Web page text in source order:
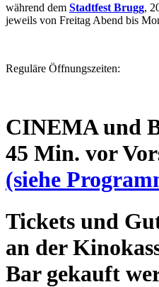
während dem Stadtfest Brugg,
jeweils von Freitag Abend bis
Reguläre Öffnungszeiten:
CINEMA und
45 Min. vor
(siehe
Tickets und
an der
Bar gekauft